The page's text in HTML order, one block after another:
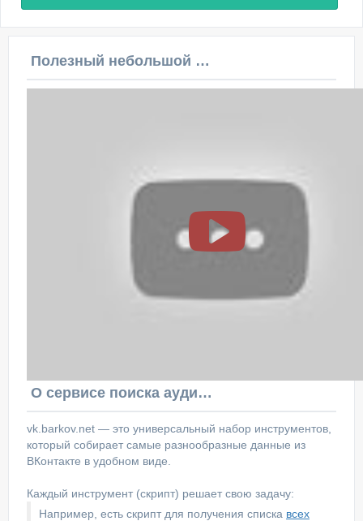
Полезный небольшой видеоурок по этой теме
О сервисе поиска аудитории ВКонтакте
vk.barkov.net — это универсальный набор инструментов,
который собирает самые разнообразные данные из
ВКонтакте в удобном виде.
Каждый инструмент (скрипт) решает свою задачу:
Например, есть скрипт для получения списка всех